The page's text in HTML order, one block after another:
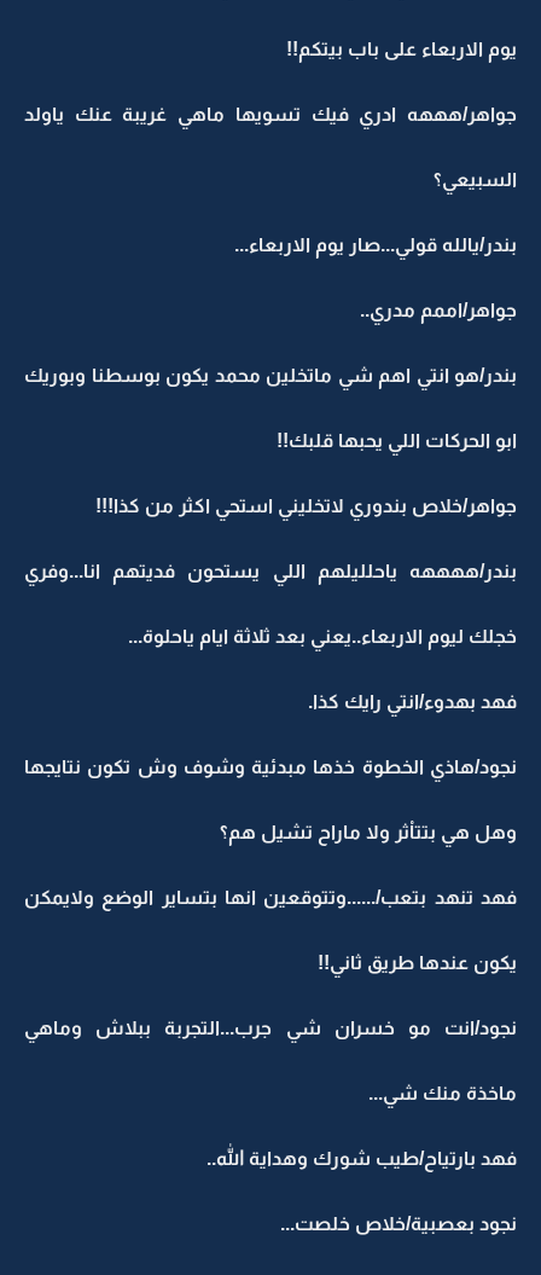
يوم الاربعاء على باب بيتكم!!
جواهر/هههه ادري فيك تسويها ماهي غريبة عنك ياولد
السبيعي؟
بندر/يالله قولي...صار يوم الاربعاء...
جواهر/اممم مدري..
بندر/هو انتي اهم شي ماتخلين محمد يكون بوسطنا وبوريك
ابو الحركات اللي يحبها قلبك!!
جواهر/خلاص بندوري لاتخليني استحي اكثر من كذا!!!
بندر/ههههه ياحلليلهم اللي يستحون فديتهم انا...وفري
خجلك ليوم الاربعاء..يعني بعد ثلاثة ايام ياحلوة...
فهد بهدوء/انتي رايك كذا.
نجود/هاذي الخطوة خذها مبدئية وشوف وش تكون نتايجها
وهل هي بتتاْثر ولا ماراح تشيل هم؟
فهد تنهد بتعب/......وتتوقعين انها بتساير الوضع ولايمكن
يكون عندها طريق ثاني!!
نجود/انت مو خسران شي جرب...التجربة ببلاش وماهي
ماخذة منك شي...
فهد بارتياح/طيب شورك وهداية الله..
نجود بعصبية/خلاص خلصت...